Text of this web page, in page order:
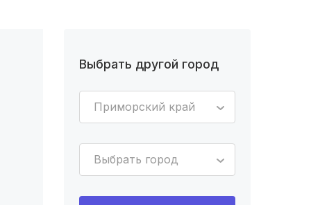
Выбрать другой город
Приморский край
Выбрать город